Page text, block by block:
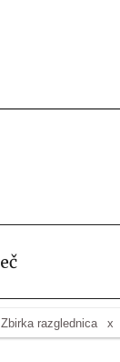
Zbirka razglednica